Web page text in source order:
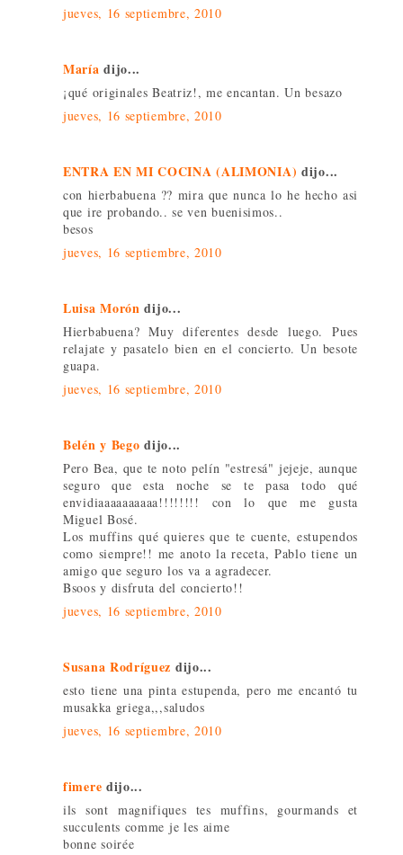
jueves, 16 septiembre, 2010
María dijo...
¡qué originales Beatriz!, me encantan. Un besazo
jueves, 16 septiembre, 2010
ENTRA EN MI COCINA (ALIMONIA) dijo...
con hierbabuena ?? mira que nunca lo he hecho asi
que ire probando.. se ven buenisimos..
besos
jueves, 16 septiembre, 2010
Luisa Morón dijo...
Hierbabuena? Muy diferentes desde luego. Pues
relajate y pasatelo bien en el concierto. Un besote
guapa.
jueves, 16 septiembre, 2010
Belén y Bego dijo...
Pero Bea, que te noto pelín "estresá" jejeje, aunque
seguro que esta noche se te pasa todo qué
envidiaaaaaaaaaa!!!!!!!! con lo que me gusta
Miguel Bosé.
Los muffins qué quieres que te cuente, estupendos
como siempre!! me anoto la receta, Pablo tiene un
amigo que seguro los va a agradecer.
Bsoos y disfruta del concierto!!
jueves, 16 septiembre, 2010
Susana Rodríguez dijo...
esto tiene una pinta estupenda, pero me encantó tu
musakka griega,,,saludos
jueves, 16 septiembre, 2010
fimere dijo...
ils sont magnifiques tes muffins, gourmands et
succulents comme je les aime
bonne soirée